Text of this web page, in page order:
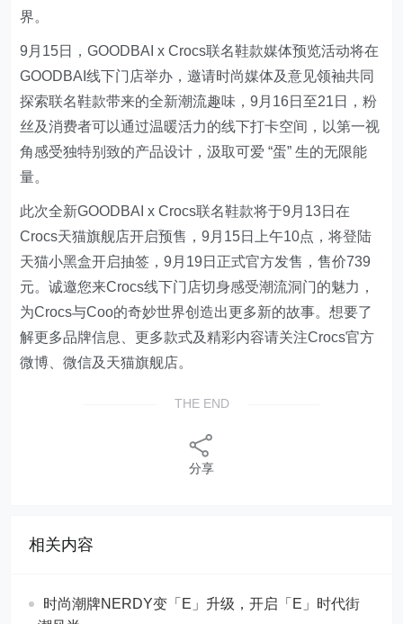
界。
9月15日，GOODBAI x Crocs联名鞋款媒体预览活动将在
GOODBAI线下门店举办，邀请时尚媒体及意见领袖共同
探索联名鞋款带来的全新潮流趣味，9月16日至21日，粉
丝及消费者可以通过温暖活力的线下打卡空间，以第一视
角感受独特别致的产品设计，汲取可爱 “蛋” 生的无限能
量。
此次全新GOODBAI x Crocs联名鞋款将于9月13日在
Crocs天猫旗舰店开启预售，9月15日上午10点，将登陆
天猫小黑盒开启抽签，9月19日正式官方发售，售价739
元。诚邀您来Crocs线下门店切身感受潮流洞门的魅力，
为Crocs与Coo的奇妙世界创造出更多新的故事。想要了
解更多品牌信息、更多款式及精彩内容请关注Crocs官方
微博、微信及天猫旗舰店。
THE END
分享
相关内容
时尚潮牌NERDY变「E」升级，开启「E」时代街